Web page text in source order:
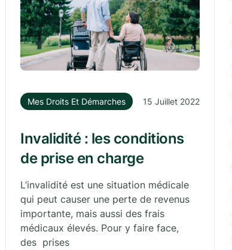
Mes Droits Et Démarches 15 Juillet 2022
Invalidité : les conditions
de prise en charge
L’invalidité est une situation médicale
qui peut causer une perte de revenus
importante, mais aussi des frais
médicaux élevés. Pour y faire face,
des prises